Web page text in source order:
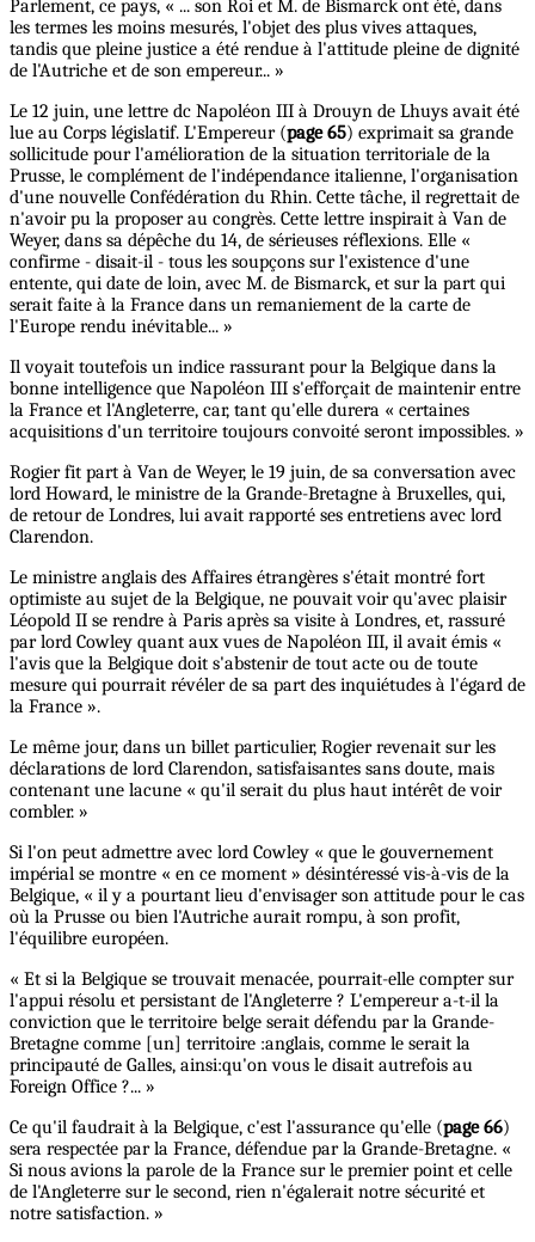
Parlement, ce pays, « ... son Roi et M. de Bismarck ont été, dans
les termes les moins mesurés, l'objet des plus vives attaques,
tandis que pleine justice a été rendue à l'attitude pleine de dignité
de l'Autriche et de son empereur... »
Le 12 juin, une lettre dc Napoléon III à Drouyn de Lhuys avait été
lue au Corps législatif. L'Empereur (page 65) exprimait sa grande
sollicitude pour l'amélioration de la situation territoriale de la
Prusse, le complément de l'indépendance italienne, l'organisation
d'une nouvelle Confédération du Rhin. Cette tâche, il regrettait de
n'avoir pu la proposer au congrès. Cette lettre inspirait à Van de
Weyer, dans sa dépêche du 14, de sérieuses réflexions. Elle «
confirme - disait-il - tous les soupçons sur l'existence d'une
entente, qui date de loin, avec M. de Bismarck, et sur la part qui
serait faite à la France dans un remaniement de la carte de
l'Europe rendu inévitable... »
Il voyait toutefois un indice rassurant pour la Belgique dans la
bonne intelligence que Napoléon III s'efforçait de maintenir entre
la France et l'Angleterre, car, tant qu'elle durera « certaines
acquisitions d'un territoire toujours convoité seront impossibles. »
Rogier fit part à Van de Weyer, le 19 juin, de sa conversation avec
lord Howard, le ministre de la Grande-Bretagne à Bruxelles, qui,
de retour de Londres, lui avait rapporté ses entretiens avec lord
Clarendon.
Le ministre anglais des Affaires étrangères s'était montré fort
optimiste au sujet de la Belgique, ne pouvait voir qu'avec plaisir
Léopold II se rendre à Paris après sa visite à Londres, et, rassuré
par lord Cowley quant aux vues de Napoléon III, il avait émis «
l'avis que la Belgique doit s'abstenir de tout acte ou de toute
mesure qui pourrait révéler de sa part des inquiétudes à l'égard de
la France ».
Le même jour, dans un billet particulier, Rogier revenait sur les
déclarations de lord Clarendon, satisfaisantes sans doute, mais
contenant une lacune « qu'il serait du plus haut intérêt de voir
combler. »
Si l'on peut admettre avec lord Cowley « que le gouvernement
impérial se montre « en ce moment » désintéressé vis-à-vis de la
Belgique, « il y a pourtant lieu d'envisager son attitude pour le cas
où la Prusse ou bien l'Autriche aurait rompu, à son profit,
l'équilibre européen.
« Et si la Belgique se trouvait menacée, pourrait-elle compter sur
l'appui résolu et persistant de l'Angleterre ? L'empereur a-t-il la
conviction que le territoire belge serait défendu par la Grande-
Bretagne comme [un] territoire :anglais, comme le serait la
principauté de Galles, ainsi:qu'on vous le disait autrefois au
Foreign Office ?... »
Ce qu'il faudrait à la Belgique, c'est l'assurance qu'elle (page 66)
sera respectée par la France, défendue par la Grande-Bretagne. «
Si nous avions la parole de la France sur le premier point et celle
de l'Angleterre sur le second, rien n'égalerait notre sécurité et
notre satisfaction. »